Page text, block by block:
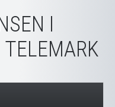
I
TELEMARK